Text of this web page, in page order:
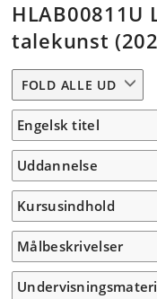
HLAB00811U
talekunst
FOLD ALLE UD
Engelsk titel
Uddannelse
Kursusindhold
Målbeskrivelser